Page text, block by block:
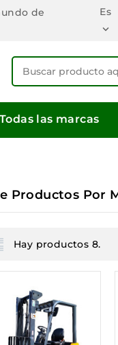
de
Es

Todas las marcas
Productos Por
Hay productos 8.